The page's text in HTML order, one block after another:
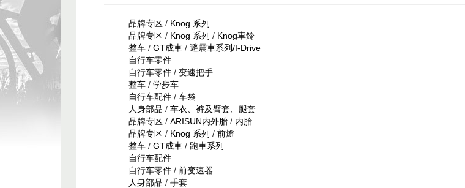
品牌专区/ Knog 系列
品牌专区/ Knog 系列 / Knog車鈴
整车/ GT成車/ 避震車系列/I-Drive
自行车零件
自行车零件/ 变速把手
整车/ 学步车
自行车配件/ 车袋
人身部品 / 车衣、裤及臂套、腿套
品牌专区/ ARISUN内外胎/ 内胎
品牌专区/ Knog 系列 / 前燈
整车/ GT成車/ 跑車系列
自行车配件
自行车零件/ 前变速器
人身部品 / 手套